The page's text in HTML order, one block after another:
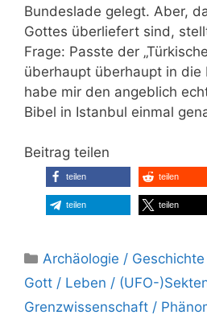
Bundeslade gelegt. Aber,
Gottes überliefert sind,
Frage: Passte der
überhaupt überhaupt in die
habe mir den angeblich
Bibel in Istanbul einmal
Beitrag teilen
teilen teilen
teilen teilen
Kategorien
Archäologie /
Gott / Leben / (UFO-
Grenzwissenschaft /